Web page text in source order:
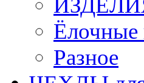
Разное